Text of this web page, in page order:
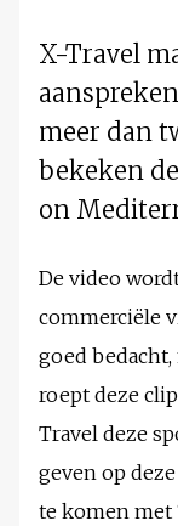
X-Travel
meer dan
bekeken de
on
De video
commerciële
goed bedacht,
roept deze
Travel deze
geven op
te komen met